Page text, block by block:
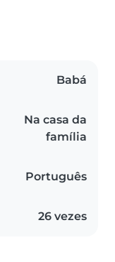
Babá
Na casa da
família
Português
26 vezes